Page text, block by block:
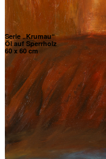
Serie „Krumau“
Öl auf Sperrholz
60 x 60 cm